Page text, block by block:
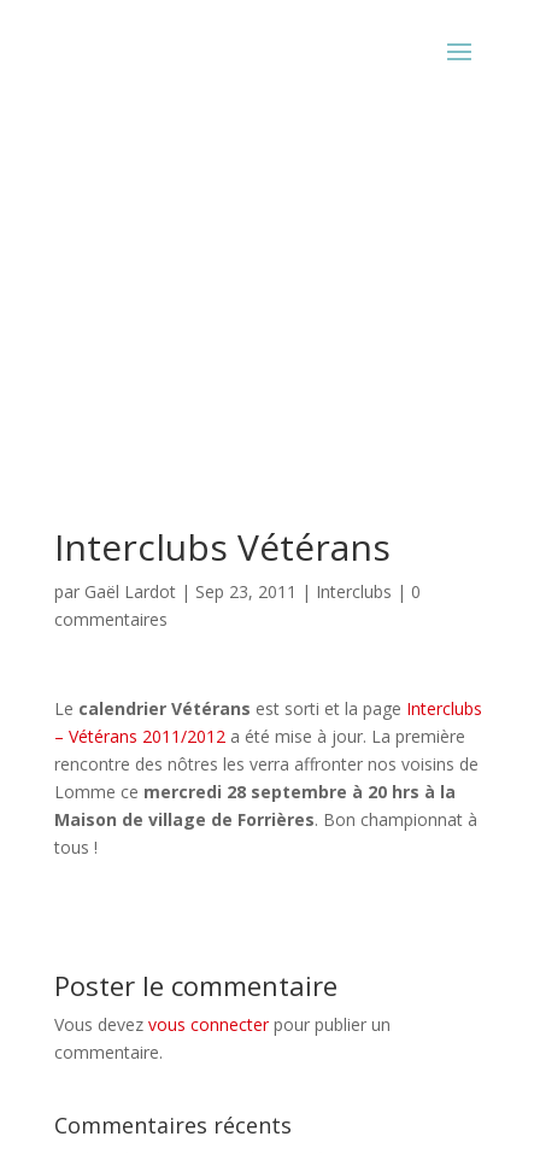
Interclubs Vétérans
par Gaël Lardot| Sep 23, 2011 | Interclubs | 0
commentaires
Le calendrier Vétérans est sorti et la page Interclubs
– Vétérans 2011/2012a été mise à jour. La première
rencontre des nôtres les verra affronter nos voisins de
Lomme ce mercredi 28 septembre à 20 hrs à la
Maison de village de Forrières. Bon championnat à
tous !
Poster le commentaire
Vous devez vous connecterpour publier un
commentaire.
Commentaires récents